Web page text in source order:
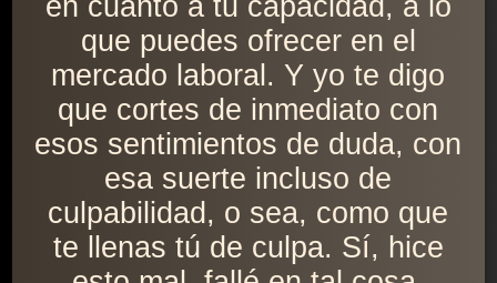
en cuanto a tu capacidad, a lo
que puedes ofrecer en el
mercado laboral. Y yo te digo
que cortes de inmediato con
esos sentimientos de duda, con
esa suerte incluso de
culpabilidad, o sea, como que
te llenas tú de culpa. Sí, hice